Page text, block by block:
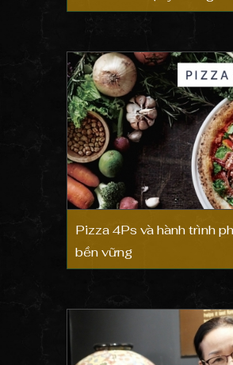
Pizza 4Ps và hành trình
bền vững